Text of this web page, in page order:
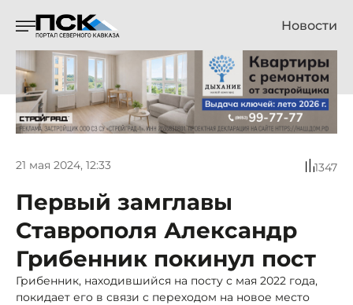
Новости
21 мая 2024, 12:33 1347
Первый замглавы
Ставрополя Александр
Грибенник покинул пост
Грибенник, находившийся на посту с мая 2022 года,
покидает его в связи с переходом на новое место